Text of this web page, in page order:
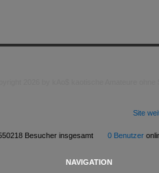
Site
Besucher insgesamt 0 Benutzer
NAVIGATION